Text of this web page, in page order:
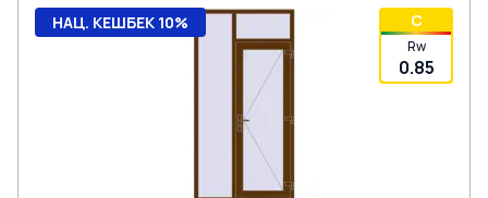
C
Rw
0.85
НАЦ. КЕШБЕК 10%